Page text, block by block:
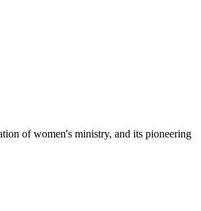
of women's ministry, and its pioneering